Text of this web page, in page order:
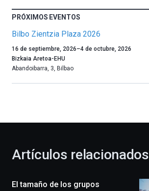
PRÓXIMOS EVENTOS
Bilbo Zientzia Plaza 2026
Un
año
más,
celebración
novena
16 de septiembre, 2026–4 de octubre, 2026
Bizkaia Aretoa-EHU
Abandoibarra, 3, Bilbao
Artículos relacionados
El tamaño de los grupos